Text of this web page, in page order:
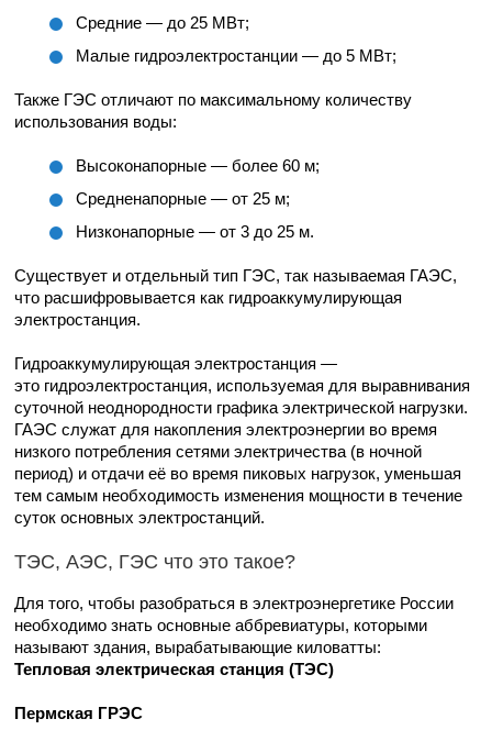
Средние — до 25 МВт;
Малые гидроэлектростанции — до 5 МВт;
Также ГЭС отличают по максимальному количеству
использования воды:
Высоконапорные — более 60 м;
Средненапорные — от 25 м;
Низконапорные — от 3 до 25 м.
Существует и отдельный тип ГЭС, так называемая ГАЭС,
что расшифровывается как гидроаккумулирующая
электростанция.
Гидроаккумулирующая электростанция —
это гидроэлектростанция, используемая для выравнивания
суточной неоднородности графика электрической нагрузки.
ГАЭС служат для накопления электроэнергии во время
низкого потребления сетями электричества (в ночной
период) и отдачи её во время пиковых нагрузок, уменьшая
тем самым необходимость изменения мощности в течение
суток основных электростанций.
ТЭС, АЭС, ГЭС что это такое?
Для того, чтобы разобраться в электроэнергетике России
необходимо знать основные аббревиатуры, которыми
называют здания, вырабатывающие киловатты:
Тепловая электрическая станция (ТЭС)
Пермская ГРЭС